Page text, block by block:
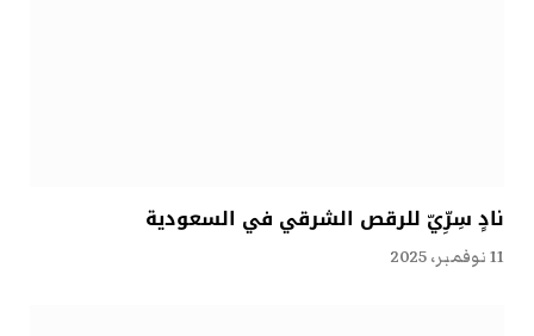
نادٍ سِرِّيّ للرقص الشرقي في السعودية
11 نوفمبر، 2025